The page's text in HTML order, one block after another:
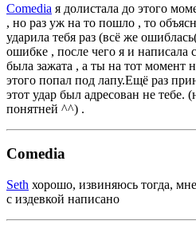
Comedia я долистала до этого
, но раз уж на то пошло , то
ударила тебя раз (всё же
ошибке , после чего я и написала
была зажата , а ты на тот момент
этого попал под лапу.Ещё раз
этот удар был адресован не тебе.
понятней ^^) .
Comedia
Seth хорошо, извиняюсь тогда,
с издевкой написано